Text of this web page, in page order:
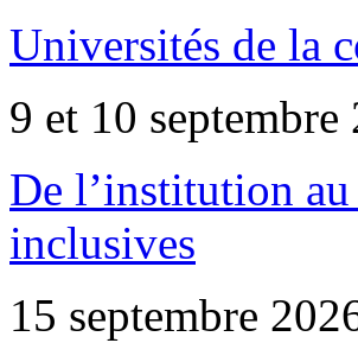
Universités de la
9 et 10
De l’institution
inclusives
15 septembre